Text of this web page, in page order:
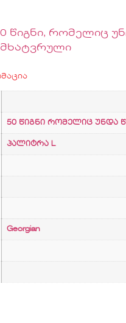
წიგნი, რომელიც
მხატვრული
50 წიგნი რომელიც უნდა
პალიტრა L
Georgian